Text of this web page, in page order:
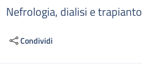
Nefrologia, dialisi e trapianto
Condividi